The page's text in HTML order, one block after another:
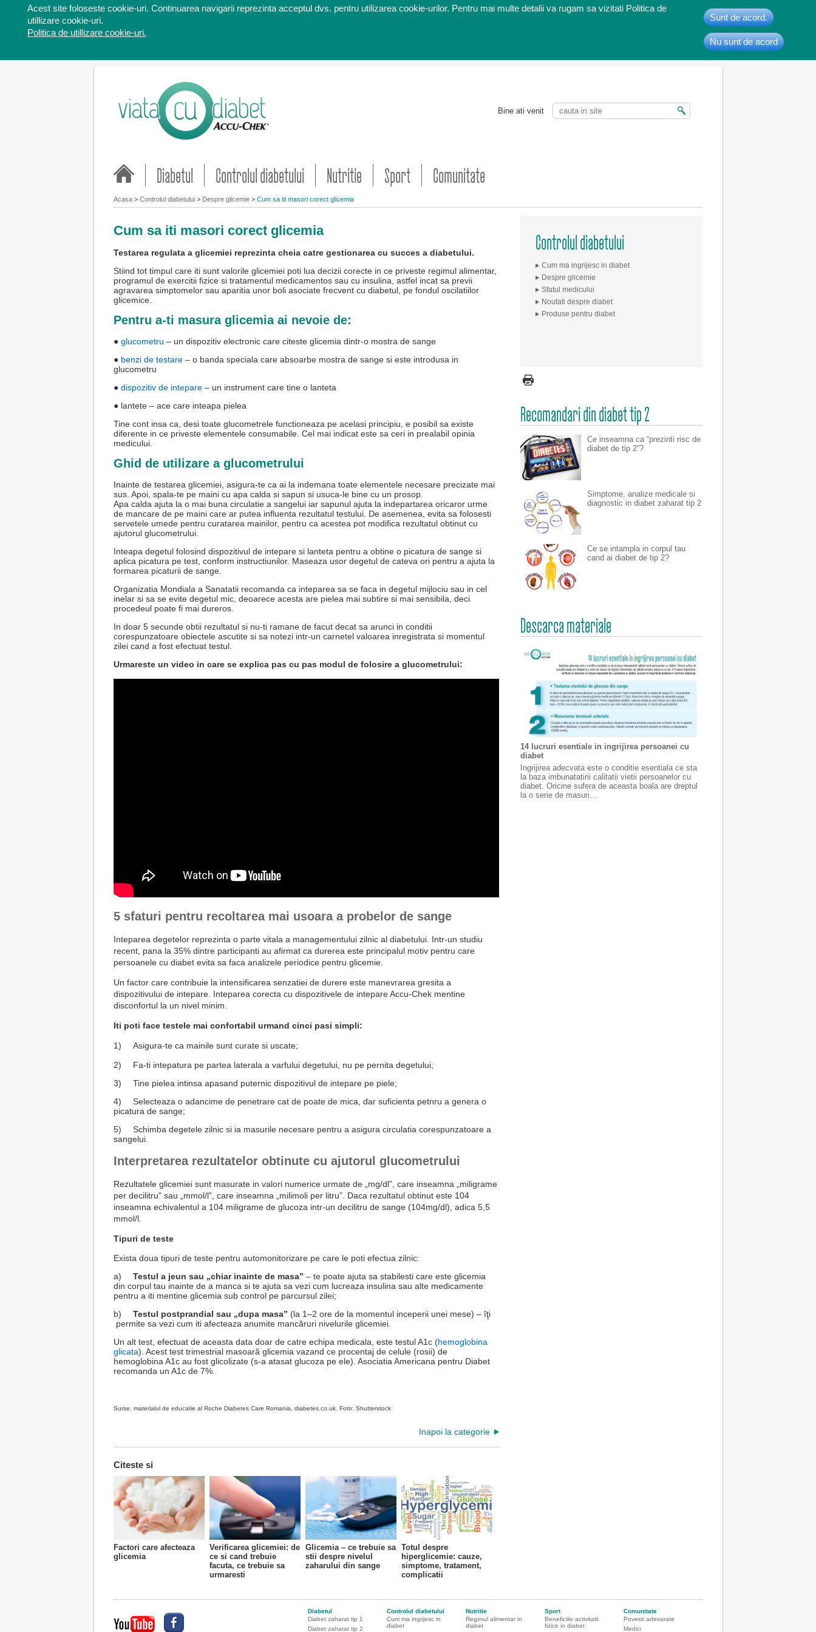
Acest site foloseste cookie-uri. Continuarea navigarii reprezinta acceptul dvs. pentru utilizarea cookie-urilor. Pentru mai multe detalii va rugam sa vizitati Politica de
utillizare cookie-uri.
Politica de utillizare cookie-uri.
Sunt de acord.
Nu sunt de acord
Bine ati venit
Diabetul Controlul diabetului Nutritie Sport Comunitate
Acasa > Controlul diabetului > Despre glicemie > Cum sa iti masori corect glicemia
Cum sa iti masori corect glicemia
Testarea regulata a glicemiei reprezinta cheia catre gestionarea cu succes a diabetului.
Stiind tot timpul care iti sunt valorile glicemiei poti lua decizii corecte in ce priveste regimul alimentar,
programul de exercitii fizice si tratamentul medicamentos sau cu insulina, astfel incat sa previi
agravarea simptomelor sau aparitia unor boli asociate frecvent cu diabetul, pe fondul oscilatiilor
glicemice.
Pentru a-ti masura glicemia ai nevoie de:
● glucometru – un dispozitiv electronic care citeste glicemia dintr-o mostra de sange
● benzi de testare – o banda speciala care absoarbe mostra de sange si este introdusa in
glucometru
● dispozitiv de intepare – un instrument care tine o lanteta
● lantete – ace care inteapa pielea
Tine cont insa ca, desi toate glucometrele functioneaza pe acelasi principiu, e posibil sa existe
diferente in ce priveste elementele consumabile. Cel mai indicat este sa ceri in prealabil opinia
medicului.
Ghid de utilizare a glucometrului
Inainte de testarea glicemiei, asigura-te ca ai la indemana toate elementele necesare precizate mai
sus. Apoi, spala-te pe maini cu apa calda si sapun si usuca-le bine cu un prosop.
Apa calda ajuta la o mai buna circulatie a sangelui iar sapunul ajuta la indepartarea oricaror urme
de mancare de pe maini care ar putea influenta rezultatul testului. De asemenea, evita sa folosesti
servetele umede pentru curatarea mainilor, pentru ca acestea pot modifica rezultatul obtinut cu
ajutorul glucometrului.
Inteapa degetul folosind dispozitivul de intepare si lanteta pentru a obtine o picatura de sange si
aplica picatura pe test, conform instructiunilor. Maseaza usor degetul de cateva ori pentru a ajuta la
formarea picaturii de sange.
Organizatia Mondiala a Sanatatii recomanda ca inteparea sa se faca in degetul mijlociu sau in cel
inelar si sa se evite degetul mic, deoarece acesta are pielea mai subtire si mai sensibila, deci
procedeul poate fi mai dureros.
In doar 5 secunde obtii rezultatul si nu-ti ramane de facut decat sa arunci in conditii
corespunzatoare obiectele ascutite si sa notezi intr-un carnetel valoarea inregistrata si momentul
zilei cand a fost efectuat testul.
Urmareste un video in care se explica pas cu pas modul de folosire a glucometrului:
5 sfaturi pentru recoltarea mai usoara a probelor de sange
Inteparea degetelor reprezinta o parte vitala a managementului zilnic al diabetului. Intr-un studiu
recent, pana la 35% dintre participanti au afirmat ca durerea este principalul motiv pentru care
persoanele cu diabet evita sa faca analizele periodice pentru glicemie.
Un factor care contribuie la intensificarea senzatiei de durere este manevrarea gresita a
dispozitivului de intepare. Inteparea corecta cu dispozitivele de intepare Accu-Chek mentine
disconfortul la un nivel minim.
Iti poti face testele mai confortabil urmand cinci pasi simpli:
1)
Asigura-te ca mainile sunt curate si uscate;
2)
Fa-ti intepatura pe partea laterala a varfului degetului, nu pe pernita degetului;
3)
Tine pielea intinsa apasand puternic dispozitivul de intepare pe piele;
4)
Selecteaza o adancime de penetrare cat de poate de mica, dar suficienta petnru a genera o
picatura de sange;
5)
Schimba degetele zilnic si ia masurile necesare pentru a asigura circulatia corespunzatoare a
sangelui.
Interpretarea rezultatelor obtinute cu ajutorul glucometrului
Rezultatele glicemiei sunt masurate in valori numerice urmate de „mg/dl”, care inseamna „miligrame
per decilitru” sau „mmol/l”, care inseamna „milimoli per litru”. Daca rezultatul obtinut este 104
inseamna echivalentul a 104 miligrame de glucoza intr-un decilitru de sange (104mg/dl), adica 5,5
mmol/l.
Tipuri de teste
Exista doua tipuri de teste pentru automonitorizare pe care le poti efectua zilnic:
a)
Testul a jeun sau „chiar inainte de masa” – te poate ajuta sa stabilesti care este glicemia
din corpul tau inainte de a manca si te ajuta sa vezi cum lucreaza insulina sau alte medicamente
pentru a iti mentine glicemia sub control pe parcursul zilei;
b)
Testul postprandial sau „dupa masa” (la 1–2 ore de la momentul inceperii unei mese) – îţi
permite sa vezi cum iti afecteaza anumite mancăruri nivelurile glicemiei.
Un alt test, efectuat de aceasta data doar de catre echipa medicala, este testul A1c (hemoglobina
glicata). Acest test trimestrial masoară glicemia vazand ce procentaj de celule (rosii) de
hemoglobina A1c au fost glicolizate (s-a atasat glucoza pe ele). Asociatia Americana pentru Diabet
recomanda un A1c de 7%.
Surse: materialul de educatie al Roche Diabetes Care Romania, diabetes.co.uk. Foto: Shutterstock
Inapoi la categorie
Citeste si
Factori care afecteaza
glicemia
Verificarea glicemiei: de
ce si cand trebuie
facuta, ce trebuie sa
urmaresti
Glicemia – ce trebuie sa
stii despre nivelul
zaharului din sange
Totul despre
hiperglicemie: cauze,
simptome, tratament,
complicatii
Controlul diabetului
Cum ma ingrijesc in diabet
Despre glicemie
Sfatul medicului
Noutati despre diabet
Produse pentru diabet
Recomandari din diabet tip 2
Ce inseamna ca “prezinti risc de
diabet de tip 2”?
Simptome, analize medicale si
diagnostic in diabet zaharat tip 2
Ce se intampla in corpul tau
cand ai diabet de tip 2?
Descarca materiale
14 lucruri esentiale in ingrijirea persoanei cu
diabet
Ingrijirea adecvata este o conditie esentiala ce sta
la baza imbunatatirii calitatii vietii persoanelor cu
diabet. Oricine sufera de aceasta boala are dreptul
la o serie de masuri…
Diabetul
Diabet zaharat tip 1
Diabet zaharat tip 2
Controlul diabetului
Cum ma ingrijesc in
diabet
Nutritie
Regimul alimentar in
diabet
Sport
Beneficiile activitatii
fizice in diabet
Comunitate
Povesti adevarate
Medici